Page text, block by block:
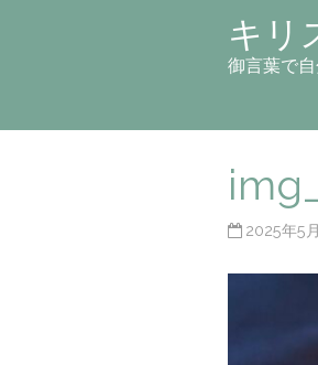
キリ
御言葉で
2025年5